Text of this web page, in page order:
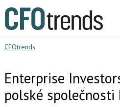
CFOtrends
Enterprise
polské společnosti